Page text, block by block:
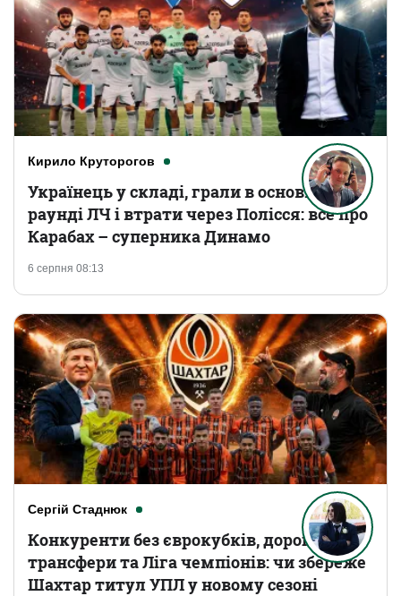
Кирило Круторогов
6 серпня 08:13
Українець у складі, грали в основному
раунді ЛЧ і втрати через Полісся: все про
Карабах – суперника Динамо
Сергій Стаднюк
Конкуренти без єврокубків, дорогі
трансфери та Ліга чемпіонів: чи збереже
Шахтар титул УПЛ у новому сезоні